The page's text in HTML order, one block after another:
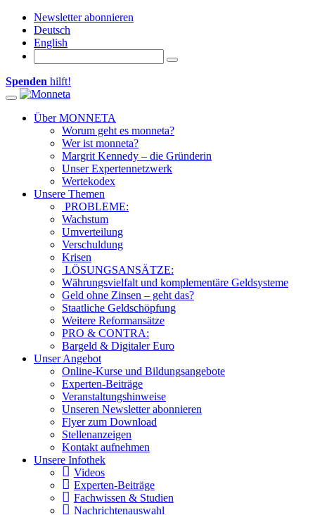
Newsletter abonnieren
Deutsch
English
Spenden hilft!
Toggle navigation
Über MONNETA
Worum geht es monneta?
Wer ist monneta?
Margrit Kennedy – die Gründerin
Unser Expertennetzwerk
Wertekodex
Unsere Themen
PROBLEME:
Wachstum
Umverteilung
Verschuldung
Krisen
LÖSUNGSANSÄTZE:
Währungsvielfalt und komplementäre Geldsysteme
Geld ohne Zinsen – geht das?
Staatliche Geldschöpfung
Weitere Reformansätze
PRO & CONTRA:
Bargeld & Digitaler Euro
Unser Angebot
Online-Kurse und Bildungsangebote
Experten-Beiträge
Veranstaltungshinweise
Unseren Newsletter abonnieren
Flyer zum Download
Stellenanzeigen
Kontakt aufnehmen
Unsere Infothek
Videos
Experten-Beiträge
Fachwissen & Studien
Nachrichtenauswahl